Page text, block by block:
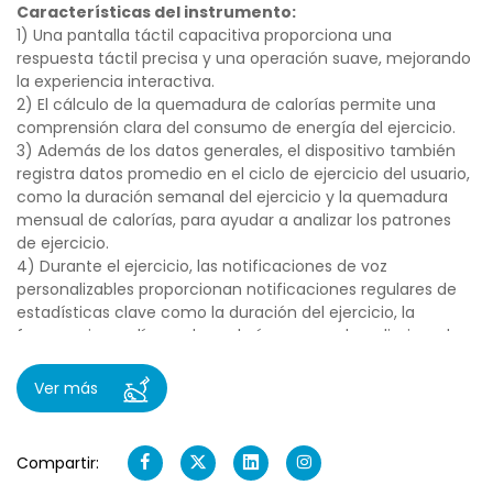
Características del instrumento:
1) Una pantalla táctil capacitiva proporciona una
respuesta táctil precisa y una operación suave, mejorando
la experiencia interactiva.
2) El cálculo de la quemadura de calorías permite una
comprensión clara del consumo de energía del ejercicio.
3) Además de los datos generales, el dispositivo también
registra datos promedio en el ciclo de ejercicio del usuario,
como la duración semanal del ejercicio y la quemadura
mensual de calorías, para ayudar a analizar los patrones
de ejercicio.
4) Durante el ejercicio, las notificaciones de voz
personalizables proporcionan notificaciones regulares de
estadísticas clave como la duración del ejercicio, la
frecuencia cardíaca y las calorías quemadas, eliminando
la necesidad de mirar hacia la pantalla.
5) Cuando fuera de línea, una cierta cantidad de datos de
ejercicio se puede almacenar en caché y sincronizarse
pérdida de datos.
6) El dispositivo detecta y actualiza automáticamente su
Ver más
Compartir: